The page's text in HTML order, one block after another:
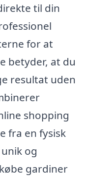
til din
for at
betyder, at du
resultat uden
shopping
fra en fysisk
og
gardiner